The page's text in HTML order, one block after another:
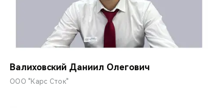
Валиховский Даниил Олегович
ООО "Карс Сток"